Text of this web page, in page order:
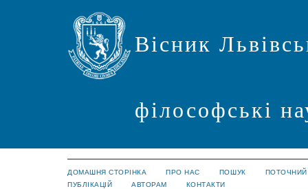
Вісник
філософські
ДОМАШНЯ СТОРІНКА ПРО НАС ПОШУК
ПОТОЧНИЙ
ПУБЛІКАЦІЙ
АВТОРАМ КОНТАКТИ